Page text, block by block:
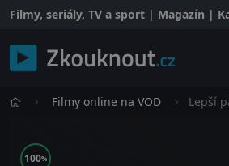
Filmy, seriály, TV a sport | Magazín |
Filmy online na VOD Lepší
100%